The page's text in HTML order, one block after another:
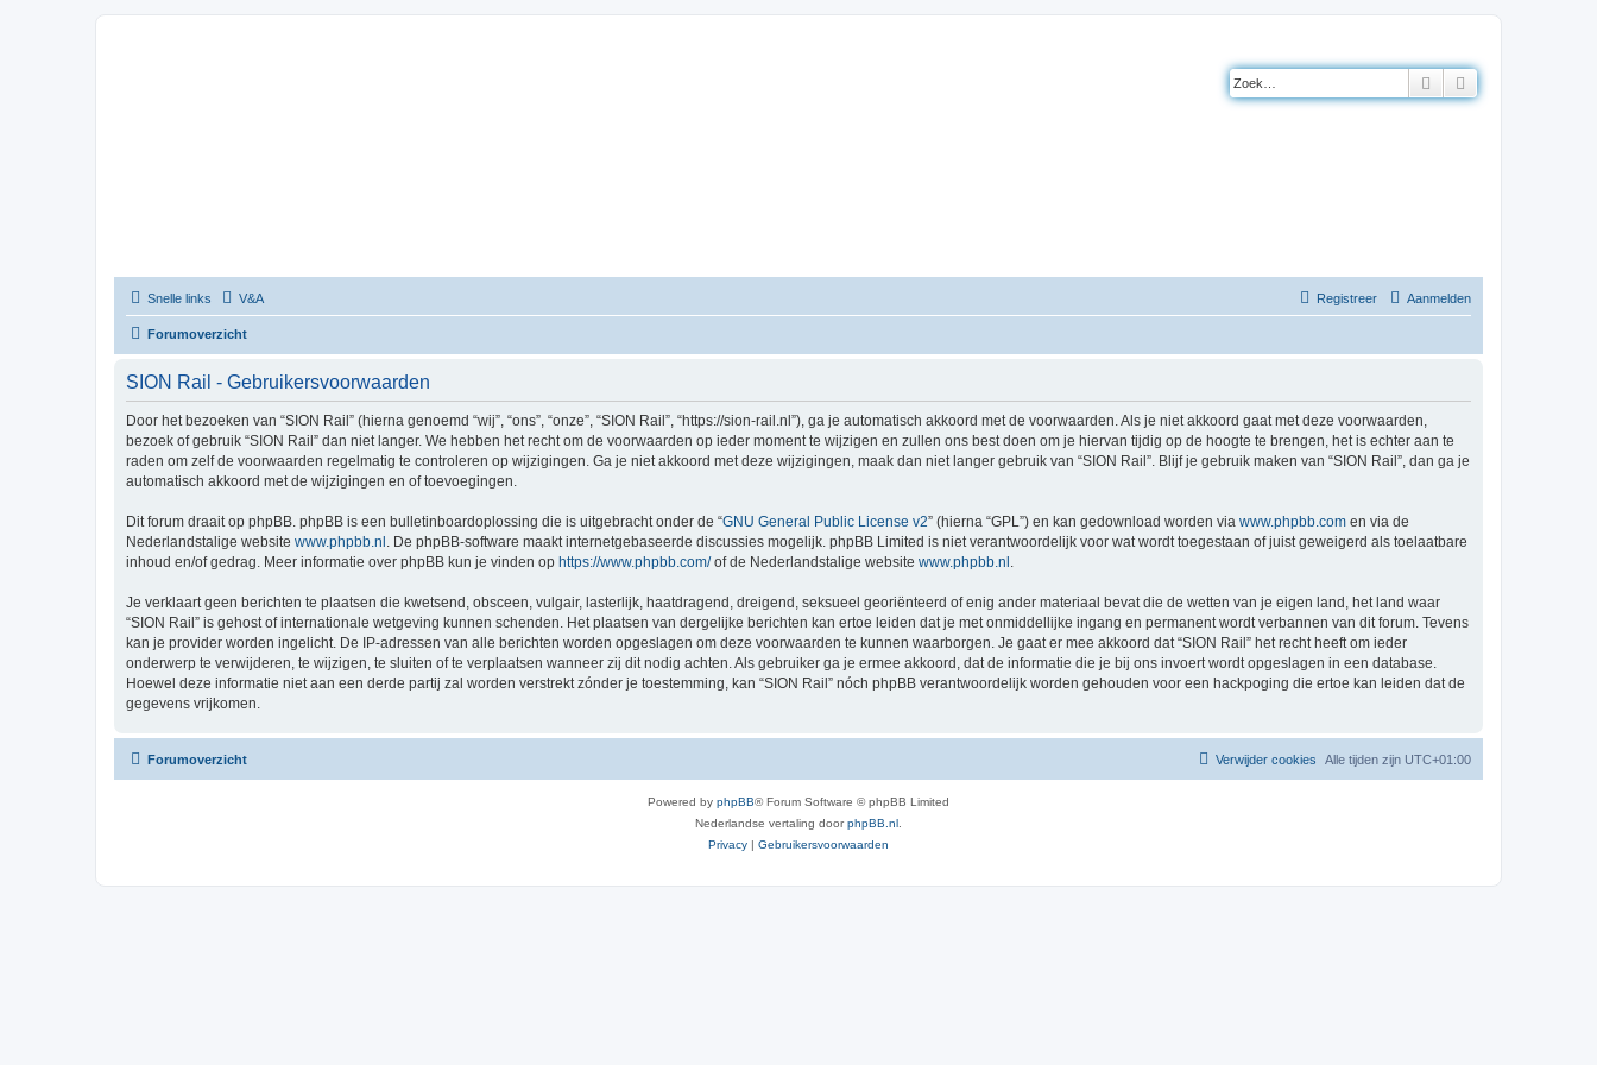
Zoek
Snelle links V&A Aanmelden
Registreer
Forumoverzicht
SION Rail - Gebruikersvoorwaarden
Door het bezoeken van “SION Rail” (hierna genoemd “wij”, “ons”, “onze”, “SION Rail”, “https://sion-rail.nl”), ga je automatisch akkoord met de voorwaarden. Als je niet akkoord gaat met deze voorwaarden,
bezoek of gebruik “SION Rail” dan niet langer. We hebben het recht om de voorwaarden op ieder moment te wijzigen en zullen ons best doen om je hiervan tijdig op de hoogte te brengen, het is echter aan te
raden om zelf de voorwaarden regelmatig te controleren op wijzigingen. Ga je niet akkoord met deze wijzigingen, maak dan niet langer gebruik van “SION Rail”. Blijf je gebruik maken van “SION Rail”, dan ga je
automatisch akkoord met de wijzigingen en of toevoegingen.
Dit forum draait op phpBB. phpBB is een bulletinboardoplossing die is uitgebracht onder de “GNU General Public License v2” (hierna “GPL”) en kan gedownload worden via www.phpbb.com en via de
Nederlandstalige website www.phpbb.nl . De phpBB-software maakt internetgebaseerde discussies mogelijk. phpBB Limited is niet verantwoordelijk voor wat wordt toegestaan of juist geweigerd als toelaatbare
inhoud en/of gedrag. Meer informatie over phpBB kun je vinden op https://www.phpbb.com/of de Nederlandstalige website www.phpbb.nl .
Je verklaart geen berichten te plaatsen die kwetsend, obsceen, vulgair, lasterlijk, haatdragend, dreigend, seksueel georiënteerd of enig ander materiaal bevat die de wetten van je eigen land, het land waar
“SION Rail” is gehost of internationale wetgeving kunnen schenden. Het plaatsen van dergelijke berichten kan ertoe leiden dat je met onmiddellijke ingang en permanent wordt verbannen van dit forum. Tevens
kan je provider worden ingelicht. De IP-adressen van alle berichten worden opgeslagen om deze voorwaarden te kunnen waarborgen. Je gaat er mee akkoord dat “SION Rail” het recht heeft om ieder
onderwerp te verwijderen, te wijzigen, te sluiten of te verplaatsen wanneer zij dit nodig achten. Als gebruiker ga je ermee akkoord, dat de informatie die je bij ons invoert wordt opgeslagen in een database.
Hoewel deze informatie niet aan een derde partij zal worden verstrekt zónder je toestemming, kan “SION Rail” nóch phpBB verantwoordelijk worden gehouden voor een hackpoging die ertoe kan leiden dat de
gegevens vrijkomen.
Forumoverzicht Alle tijden zijn UTC+01:00
Verwijder cookies
Powered by phpBB® Forum Software © phpBB Limited
Nederlandse vertaling doorphpBB.nl
Privacy | Gebruikersvoorwaarden